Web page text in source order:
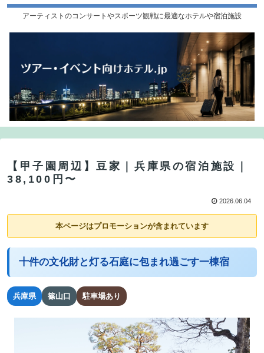
アーティストのコンサートやスポーツ観戦に最適なホテルや宿泊施設
【甲子園周辺】豆家｜兵庫県の宿泊施設｜
38,100円〜
2026.06.04
本ページはプロモーションが含まれています
十件の文化財と灯る石庭に包まれ過ごす一棟宿
兵庫県 篠山口 駐車場あり